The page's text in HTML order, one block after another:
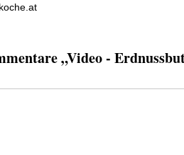
„Video -